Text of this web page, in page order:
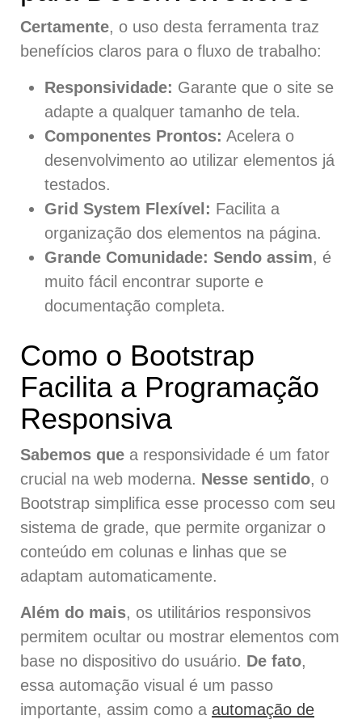
Certamente, o uso desta ferramenta traz
benefícios claros para o fluxo de trabalho:
Responsividade: Garante que o site se
adapte a qualquer tamanho de tela.
Componentes Prontos: Acelera o
desenvolvimento ao utilizar elementos já
testados.
Grid System Flexível: Facilita a
organização dos elementos na página.
Grande Comunidade: Sendo assim, é
muito fácil encontrar suporte e
documentação completa.
Como o Bootstrap
Facilita a Programação
Responsiva
Sabemos que a responsividade é um fator
crucial na web moderna. Nesse sentido, o
Bootstrap simplifica esse processo com seu
sistema de grade, que permite organizar o
conteúdo em colunas e linhas que se
adaptam automaticamente.
Além do mais, os utilitários responsivos
permitem ocultar ou mostrar elementos com
base no dispositivo do usuário. De fato,
essa automação visual é um passo
importante, assim como a automação de